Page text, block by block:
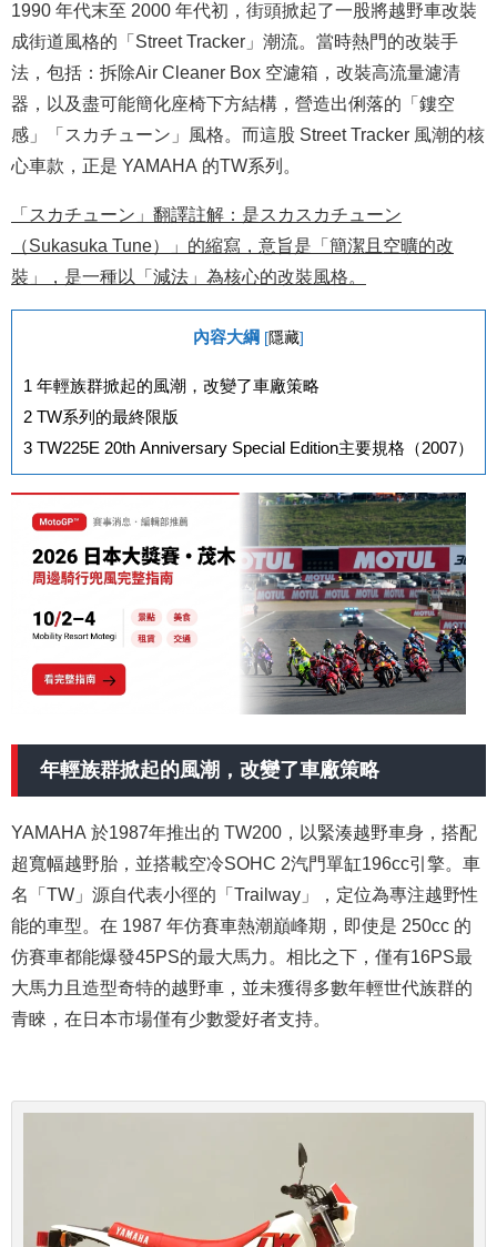
1990 年代末至 2000 年代初，街頭掀起了一股將越野車改裝
成街道風格的「Street Tracker」潮流。當時熱門的改裝手
法，包括：拆除Air Cleaner Box 空濾箱，改裝高流量濾清
器，以及盡可能簡化座椅下方結構，營造出俐落的「鏤空
感」「スカチューン」風格。而這股 Street Tracker 風潮的核
心車款，正是 YAMAHA 的TW系列。
「スカチューン」翻譯註解：是スカスカチューン
（Sukasuka Tune）」的縮寫，意旨是「簡潔且空曠的改
裝」，是一種以「減法」為核心的改裝風格。
內容大綱 [隱藏]
1 年輕族群掀起的風潮，改變了車廠策略
2 TW系列的最終限版
3 TW225E 20th Anniversary Special Edition主要規格（2007）
年輕族群掀起的風潮，改變了車廠策略
YAMAHA 於1987年推出的 TW200，以緊湊越野車身，搭配
超寬幅越野胎，並搭載空冷SOHC 2汽門單缸196cc引擎。車
名「TW」源自代表小徑的「Trailway」，定位為專注越野性
能的車型。 在 1987 年仿賽車熱潮巔峰期，即使是 250cc 的
仿賽車都能爆發45PS的最大馬力。相比之下，僅有16PS最
大馬力且造型奇特的越野車，並未獲得多數年輕世代族群的
青睞，在日本市場僅有少數愛好者支持。